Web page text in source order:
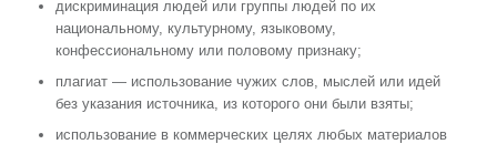
дискриминация людей или группы людей по их
национальному, культурному, языковому,
конфессиональному или половому признаку;
плагиат — использование чужих слов, мыслей или идей
без указания источника, из которого они были взяты;
использование в коммерческих целях любых материалов